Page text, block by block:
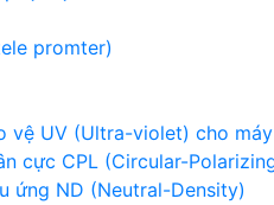
promter)
vệ UV (Ultra-violet) cho
cực CPL (Circular-
ứng ND (Neutral-Density)